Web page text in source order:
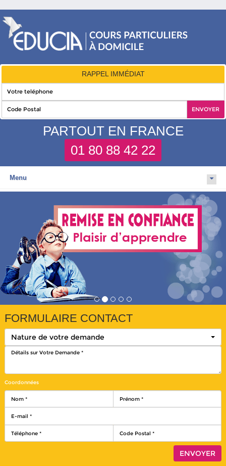
RAPPEL IMMÉDIAT
PARTOUT EN FRANCE
01 80 88 42 22
Menu
FORMULAIRE CONTACT
Nature de votre demande
Coordonnées